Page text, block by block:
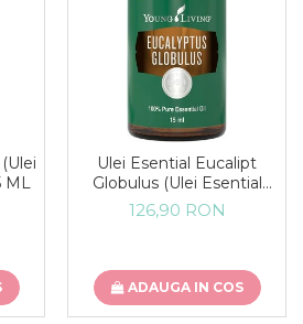
Ulei Esential Eucalipt
Globulus (Ulei Esential
Eucalyptus Globulus) 15
ML
126,90 RON
ADAUGA IN COS